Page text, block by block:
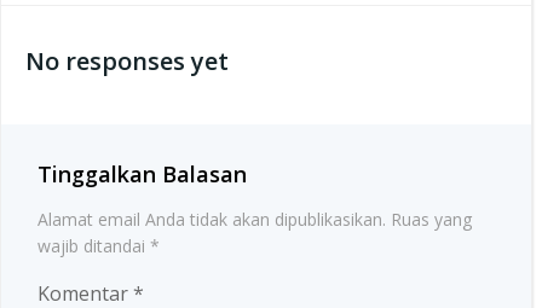
navigation
No responses yet
Tinggalkan Balasan
Alamat email Anda tidak akan dipublikasikan. Ruas yang
wajib ditandai *
Komentar*